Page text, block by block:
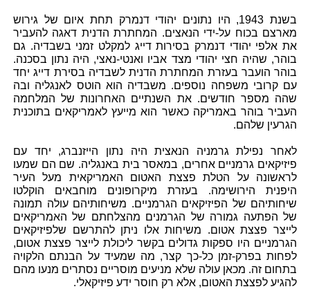
בשנת 1943, היו נתונים יהודי דנמרק תחת איום של גירוש
מארצם בכוח על-ידי הנאצים. המחתרת הדנית דאגה להעביר
את אלפי יהודי דנמרק בסירות דייג למקלט זמני בשבדיה. גם
בוהר, שהיה חצי יהודי מצד אביו ואנטי-נאצי, היה נתון בסכנה.
בוהר הועבר בעזרת המחתרת הדנית לשבדיה בסירת דייג יחד
עם קרובי משפחה נוספים. משבדיה הוא הוטס לאנגליה ובה
שהה מספר חודשים. את השנתיים האחרונות של המלחמה
העביר בוהר באמריקה כאשר הוא מייעץ לאמריקאים בתוכנית
הגרעין שלהם.
לאחר נפילת גרמניה הנאצית היה נתון הייזנברג, יחד עם
פיזיקאים גרמניים אחרים, במאסר בית באנגליה. שם הם שמעו
לראשונה על הטלת פצצת האטום האמריקאית מעל העיר
היפנית הירושימה. בעזרת מיקרופונים מוחבאים הוקלטו
שיחותיהם של הפיזיקאים הגרמניים. משיחותיהם עולה תמונה
של הפתעה גמורה של הגרמנים מהצלחתם של האמריקאים
לייצר פצצת אטום. משיחות אלו ניתן להתרשם שלפיזיקאים
הגרמניים היו ספקות גדולים בקשר ליכולת לייצר פצצת אטום,
לפחות בפרק-זמן כל-כך קצר, מה שמעיד על הבנתם הלקויה
בתחום זה. מכאן עולה שלא מניעים מוסריים נסתרים מנעו מהם
להגיע לפצצת האטום, אלא רק חוסר ידע פיזיקאלי.